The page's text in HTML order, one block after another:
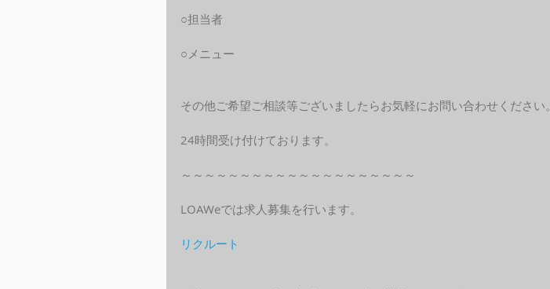
○担当者
○メニュー
その他ご希望ご相談等ございましたらお気軽にお問い合わせください。
24時間受け付けております。
～～～～～～～～～～～～～～～～～～～～
LOAWeでは求人募集を行います。
リクルート